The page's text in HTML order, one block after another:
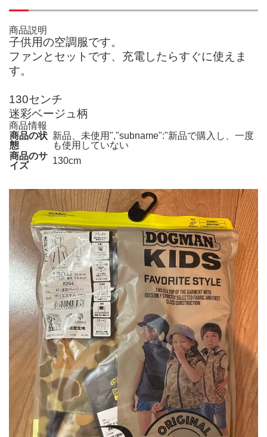
商品説明
子供用の空調服です。
ファンとセットです、充電したらすぐに使えま
す。
130センチ
迷彩ベージュ柄
商品情報
商品の状
態
新品、未使用","subname":"新品で購入し、一度
も使用していない
商品のサ
イズ
130cm